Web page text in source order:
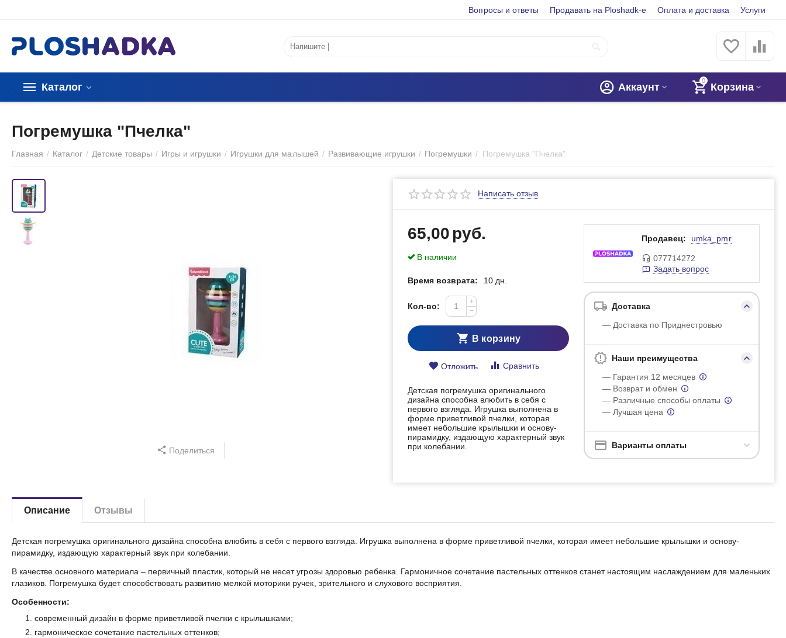
Вопросы и ответы Продавать на Ploshadk-e Оплата и доставка Услуги
Каталог
0
Корзина
Аккаунт
Погремушка "Пчелка"
Главная / Каталог / Детские товары / Игры и игрушки / Игрушки для малышей / Развивающие игрушки / Погремушки / Погремушка "Пчелка"
Поделиться
Написать отзыв
65,00руб.
В наличии
Время возврата: 10 дн.
Кол-во:
+
−
В корзину
Отложить Сравнить
Детская погремушка оригинального
дизайна способна влюбить в себя с
первого взгляда. Игрушка выполнена в
форме приветливой пчелки, которая
имеет небольшие крылышки и основу-
пирамидку, издающую характерный звук
при колебании.
Продавец: umka_pmr
077714272
Задать вопрос
Доставка
— Доставка по Приднестровью
Наши преимущества
— Гарантия 12 месяцев
— Возврат и обмен
— Различные способы оплаты
— Лучшая цена
Варианты оплаты
Описание Отзывы
Детская погремушка оригинального дизайна способна влюбить в себя с первого взгляда. Игрушка выполнена в форме приветливой пчелки, которая имеет небольшие крылышки и основу-
пирамидку, издающую характерный звук при колебании.
В качестве основного материала – первичный пластик, который не несет угрозы здоровью ребенка. Гармоничное сочетание пастельных оттенков станет настоящим наслаждением для маленьких
глазиков. Погремушка будет способствовать развитию мелкой моторики ручек, зрительного и слухового восприятия.
Особенности:
современный дизайн в форме приветливой пчелки с крылышками;
гармоническое сочетание пастельных оттенков;